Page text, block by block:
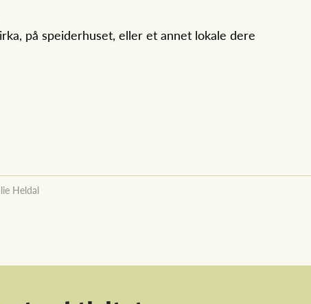
på speiderhuset, eller et annet lokale dere
Heldal